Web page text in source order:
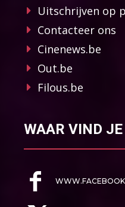
Uitschrijven op
Contacteer ons
Cinenews.be
Out.be
Filous.be
WAAR VIND JE